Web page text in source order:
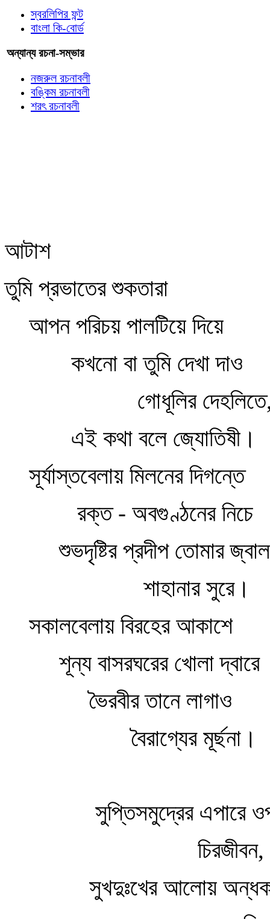
স্বরলিপির ফন্ট
বাংলা কি-বোর্ড
অন্যান্য রচনা-সম্ভার
নজরুল রচনাবলী
বঙ্কিম রচনাবলী
শরৎ রচনাবলী
আটাশ
তুমি প্রভাতের শুকতারা
আপন পরিচয় পালটিয়ে দিয়ে
কখনো বা তুমি দেখা দাও
গোধূলির
এই কথা বলে জ্যোতিষী।
সূর্যাস্তবেলায় মিলনের দিগন্তে
রক্ত - অবগুণ্ঠনের নিচে
শুভদৃষ্টির প্রদীপ তোমার জ্বাল
শাহানার সুরে।
সকালবেলায় বিরহের আকাশে
শূন্য বাসরঘরের খোলা দ্বারে
ভৈরবীর তানে লাগাও
বৈরাগ্যের মূর্ছনা।
সুপ্তিসমুদ্রের এপারে
চিরজীবন,
সুখদুঃখের আলোয়